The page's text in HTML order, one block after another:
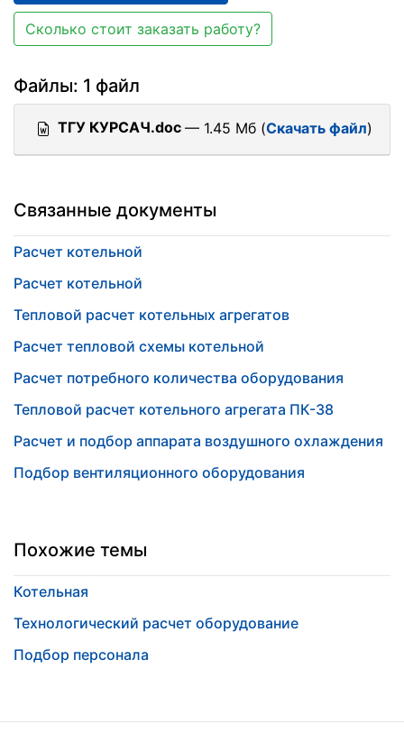
Сколько стоит заказать работу?
Файлы: 1 файл
ТГУ КУРСАЧ.doc — 1.45 Мб (Скачать файл)
Связанные документы
Расчет котельной
Расчет котельной
Тепловой расчет котельных агрегатов
Расчет тепловой схемы котельной
Расчет потребного количества оборудования
Тепловой расчет котельного агрегата ПК-38
Расчет и подбор аппарата воздушного охлаждения
Подбор вентиляционного оборудования
Похожие темы
Котельная
Технологический расчет оборудование
Подбор персонала